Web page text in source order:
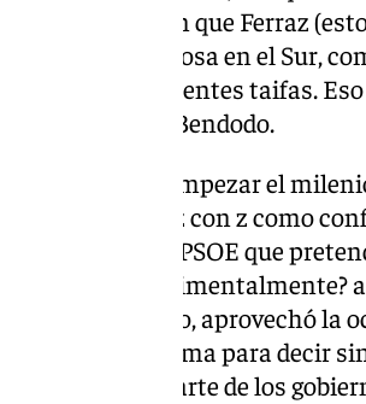
del proceso en que Ferraz
del puño y la rosa en el Sur,
sus correspondientes taifas.
advierte Elías Bendodo.
después de empezar el
no la de Chávez con z como
el ‘nuevo viejo’ PSOE que
y ¿sentimentalmente?
Junta. De hecho, aprovechó la
de Cártama para decir
haber formado parte de los